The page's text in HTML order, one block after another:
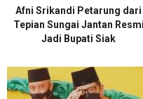
Afni Srikandi Petarung dari
Tepian Sungai Jantan Resmi
Jadi Bupati Siak